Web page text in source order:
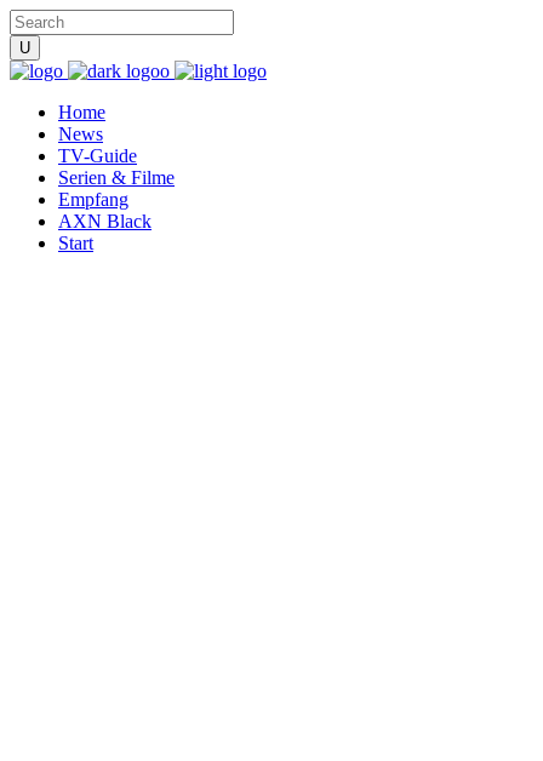
Home
News
TV-Guide
Serien & Filme
Empfang
AXN Black
Start